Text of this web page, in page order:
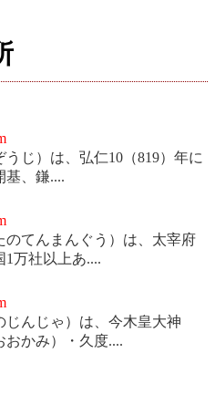
じ）は、弘仁10（819）年に
基、鎌....
のてんまんぐう）は、太宰府
1万社以上あ....
じんじゃ）は、今木皇大神
おかみ）・久度....